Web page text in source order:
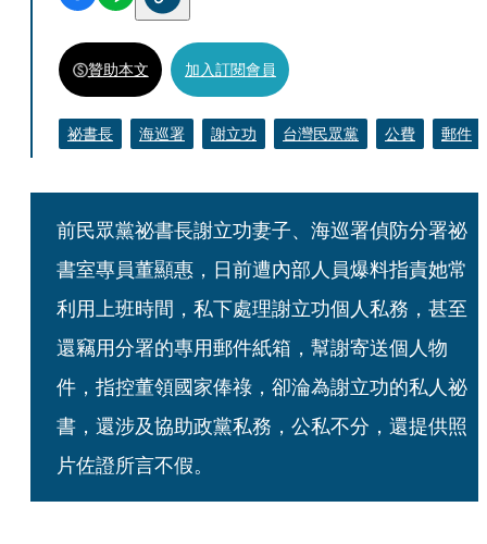
贊助本文 加入訂閱會員
祕書長 海巡署 謝立功 台灣民眾黨 公費 郵件
前民眾黨祕書長謝立功妻子、海巡署偵防分署祕
書室專員董顯惠，日前遭內部人員爆料指責她常
利用上班時間，私下處理謝立功個人私務，甚至
還竊用分署的專用郵件紙箱，幫謝寄送個人物
件，指控董領國家俸祿，卻淪為謝立功的私人祕
書，還涉及協助政黨私務，公私不分，還提供照
片佐證所言不假。